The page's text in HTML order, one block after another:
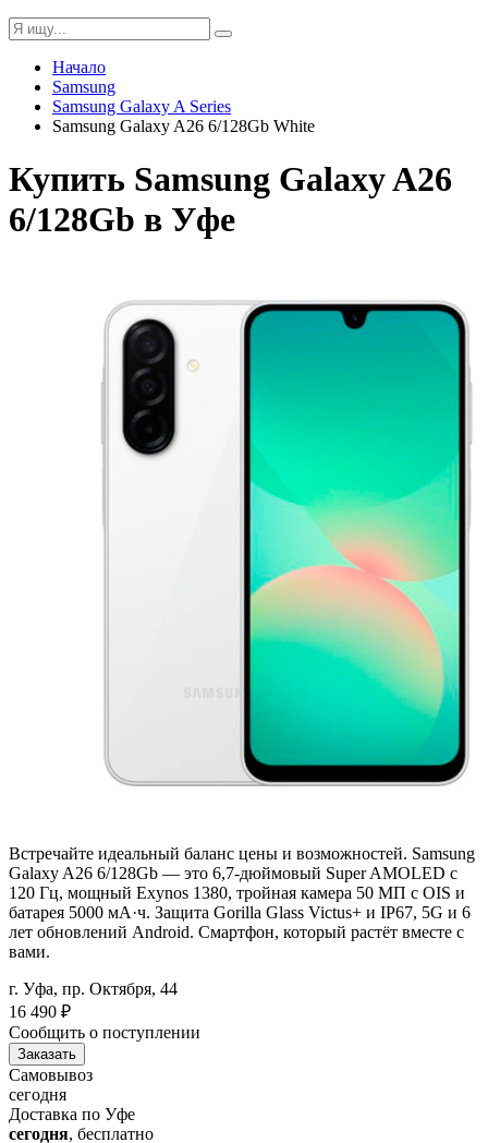
Начало
Samsung
Samsung Galaxy A Series
Samsung Galaxy A26 6/128Gb White
Купить Samsung Galaxy A26
6/128Gb в Уфе
Встречайте идеальный баланс цены и возможностей. Samsung
Galaxy A26 6/128Gb — это 6,7-дюймовый Super AMOLED с
120 Гц, мощный Exynos 1380, тройная камера 50 МП с OIS и
батарея 5000 мА·ч. Защита Gorilla Glass Victus+ и IP67, 5G и 6
лет обновлений Android. Смартфон, который растёт вместе с
вами.
г. Уфа, пр. Октября, 44
16 490 ₽
Сообщить о поступлении
Заказать
Самовывоз
сегодня
Доставка по Уфе
сегодня, бесплатно